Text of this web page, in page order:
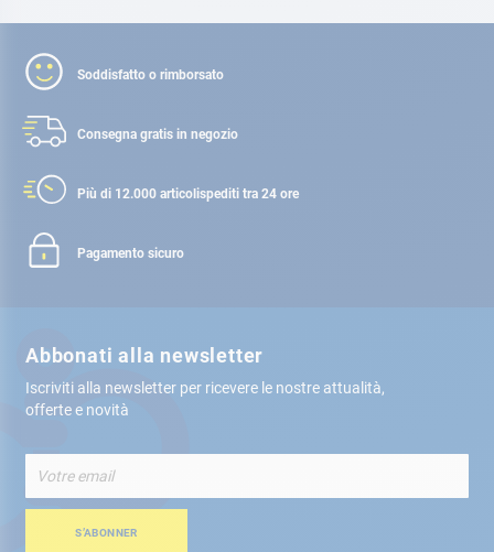
Soddisfatto o rimborsato
Consegna gratis in negozio
Più di 12.000 articolispediti tra 24 ore
Pagamento sicuro
Abbonati alla newsletter
Iscriviti alla newsletter per ricevere le nostre attualità,
offerte e novità
alla
nostra
Newsletter:S’ABONNER